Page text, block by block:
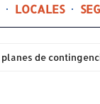
LOCALES